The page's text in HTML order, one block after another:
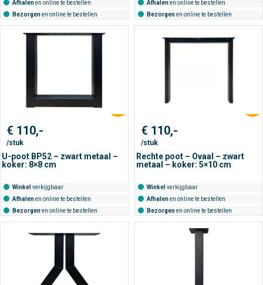
Afhalenen online te bestellen
Bezorgenen online te bestellen
Afhalenen online te bestellen
Bezorgenen online te bestellen
€ 110,-
/stuk
U-poot BP52 – zwart metaal –
koker: 8×8 cm
Winkel verkijgbaar
Afhalenen online te bestellen
Bezorgenen online te bestellen
€ 110,-
/stuk
Rechte poot – Ovaal – zwart
metaal – koker: 5×10 cm
Winkel verkijgbaar
Afhalenen online te bestellen
Bezorgenen online te bestellen